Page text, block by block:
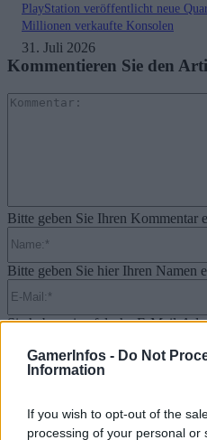
GamerInfos - Do Not
Information
If you wish to opt-out of the
processing of your personal or
PlayStation veröffentlicht neue
Millionen verkaufte Konsolen
31. Juli 2026
Kommentieren Sie den
Bitte geben Sie Ihren Kommentar
Bitte geben Sie hier Ihren Namen
Sie haben eine falsche E-Mail-